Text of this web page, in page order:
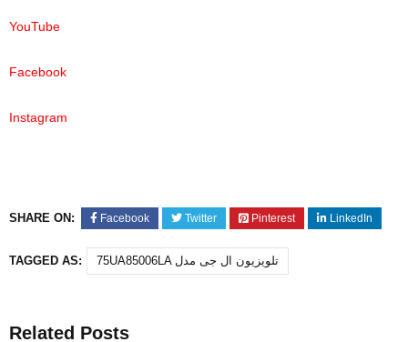
YouTube
Facebook
Instagram
SHARE ON: Facebook Twitter Pinterest LinkedIn
TAGGED AS: 75UA85006LA تلویزیون ال جی مدل
Related Posts